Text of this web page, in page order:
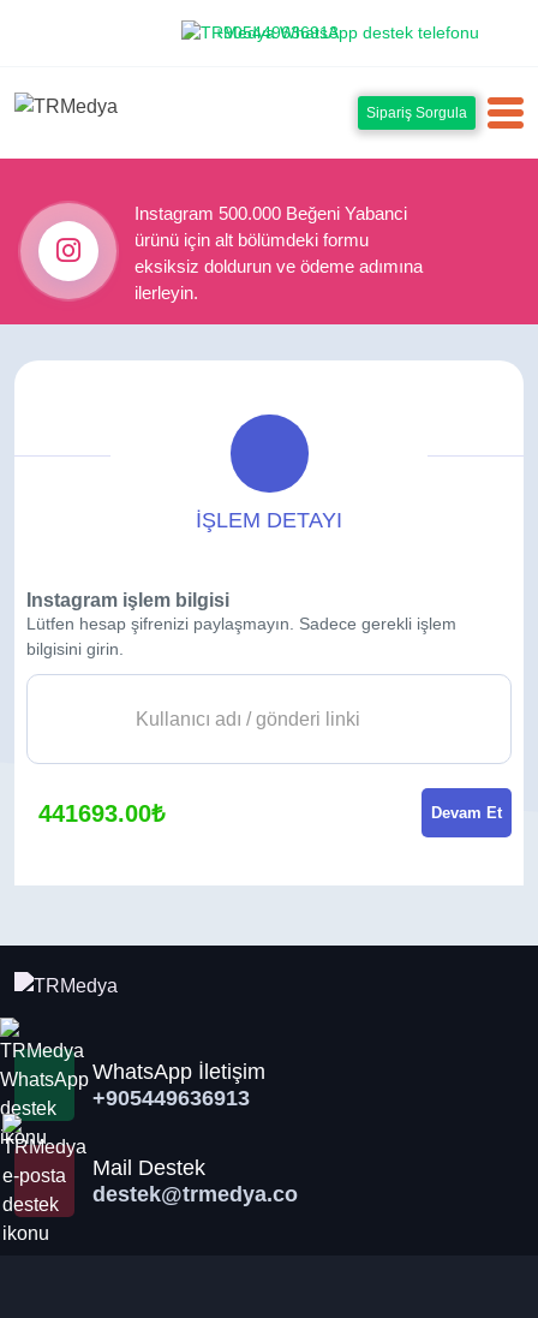
+905449636913
Sipariş Sorgula
Instagram 500.000 Beğeni Yabanci
ürünü için alt bölümdeki formu
eksiksiz doldurun ve ödeme adımına
ilerleyin.
İŞLEM DETAYI
Instagram işlem bilgisi
Lütfen hesap şifrenizi paylaşmayın. Sadece gerekli işlem
bilgisini girin.
441693.00₺ Devam Et
WhatsApp İletişim
+905449636913
Mail Destek
destek@trmedya.co